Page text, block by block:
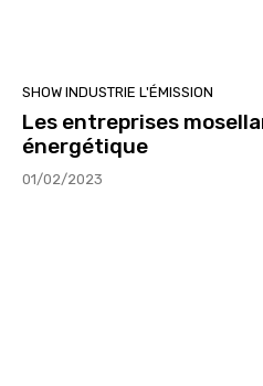
SHOW INDUSTRIE L'ÉMISSION
Les entreprises
énergétique
01/02/2023